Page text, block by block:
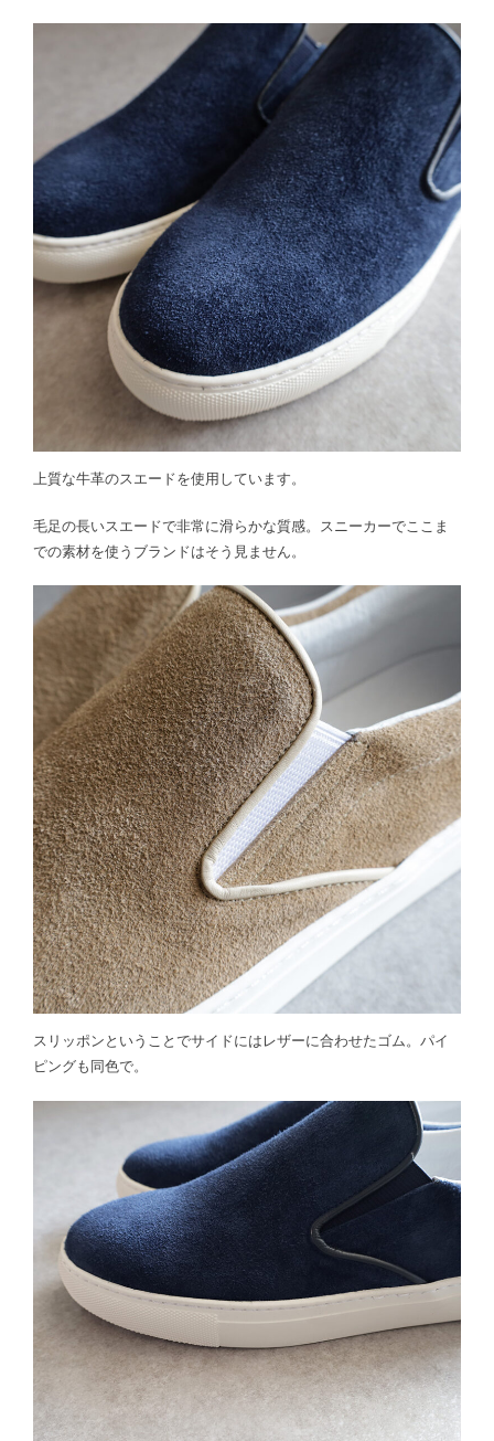
上質な牛革のスエードを使用しています。
毛足の長いスエードで非常に滑らかな質感。スニーカーでここま
での素材を使うブランドはそう見ません。
スリッポンということでサイドにはレザーに合わせたゴム。パイ
ピングも同色で。